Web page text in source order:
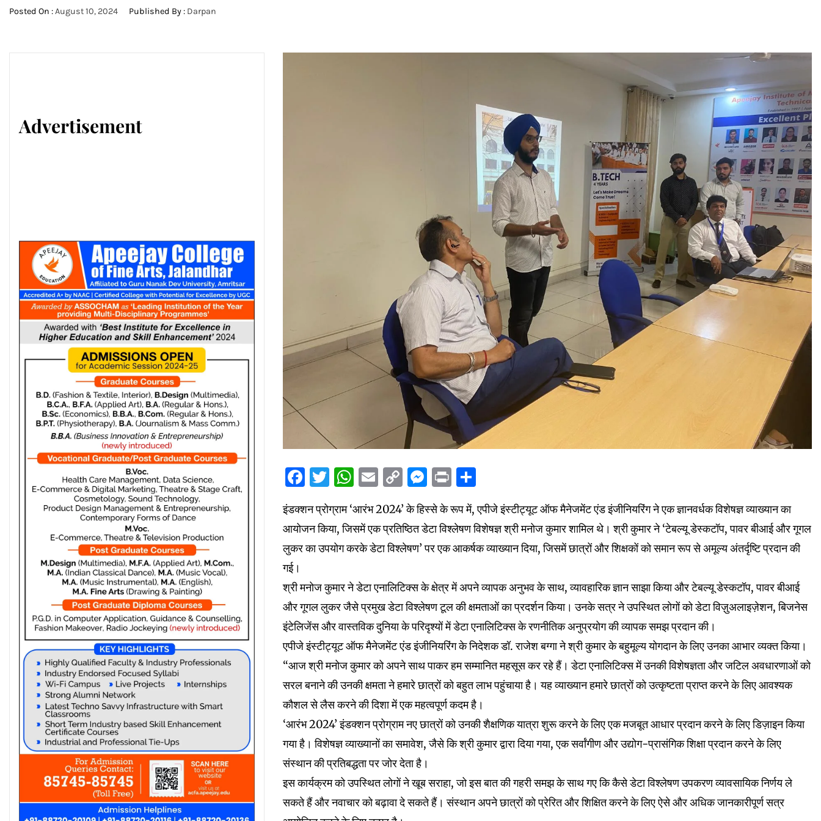
Posted On :August 10, 2024 Published By : Darpan
Facebook
Twitter
WhatsApp
Email
Copy
Link
Messenger
Print
इंडक्शन प्रोग्राम ‘आरंभ 2024’ के हिस्से के रूप में, एपीजे इंस्टीट्यूट ऑफ मैनेजमेंट एंड इंजीनियरिंग ने एक ज्ञानवर्धक विशेषज्ञ व्याख्यान का
आयोजन किया, जिसमें एक प्रतिष्ठित डेटा विश्लेषण विशेषज्ञ श्री मनोज कुमार शामिल थे। श्री कुमार ने ‘टेबल्यू डेस्कटॉप, पावर बीआई और गूगल
लुकर का उपयोग करके डेटा विश्लेषण’ पर एक आकर्षक व्याख्यान दिया, जिसमें छात्रों और शिक्षकों को समान रूप से अमूल्य अंतर्दृष्टि प्रदान की
गई।
श्री मनोज कुमार ने डेटा एनालिटिक्स के क्षेत्र में अपने व्यापक अनुभव के साथ, व्यावहारिक ज्ञान साझा किया और टेबल्यू डेस्कटॉप, पावर बीआई
और गूगल लुकर जैसे प्रमुख डेटा विश्लेषण टूल की क्षमताओं का प्रदर्शन किया। उनके सत्र ने उपस्थित लोगों को डेटा विज़ुअलाइज़ेशन, बिजनेस
इंटेलिजेंस और वास्तविक दुनिया के परिदृश्यों में डेटा एनालिटिक्स के रणनीतिक अनुप्रयोग की व्यापक समझ प्रदान की।
एपीजे इंस्टीट्यूट ऑफ मैनेजमेंट एंड इंजीनियरिंग के निदेशक डॉ. राजेश बग्गा ने श्री कुमार के बहुमूल्य योगदान के लिए उनका आभार व्यक्त किया।
“आज श्री मनोज कुमार को अपने साथ पाकर हम सम्मानित महसूस कर रहे हैं। डेटा एनालिटिक्स में उनकी विशेषज्ञता और जटिल अवधारणाओं को
सरल बनाने की उनकी क्षमता ने हमारे छात्रों को बहुत लाभ पहुंचाया है। यह व्याख्यान हमारे छात्रों को उत्कृष्टता प्राप्त करने के लिए आवश्यक
कौशल से लैस करने की दिशा में एक महत्वपूर्ण कदम है।
‘आरंभ 2024’ इंडक्शन प्रोग्राम नए छात्रों को उनकी शैक्षणिक यात्रा शुरू करने के लिए एक मजबूत आधार प्रदान करने के लिए डिज़ाइन किया
गया है। विशेषज्ञ व्याख्यानों का समावेश, जैसे कि श्री कुमार द्वारा दिया गया, एक सर्वांगीण और उद्योग-प्रासंगिक शिक्षा प्रदान करने के लिए
संस्थान की प्रतिबद्धता पर जोर देता है।
इस कार्यक्रम को उपस्थित लोगों ने खूब सराहा, जो इस बात की गहरी समझ के साथ गए कि कैसे डेटा विश्लेषण उपकरण व्यावसायिक निर्णय ले
सकते हैं और नवाचार को बढ़ावा दे सकते हैं। संस्थान अपने छात्रों को प्रेरित और शिक्षित करने के लिए ऐसे और अधिक जानकारीपूर्ण सत्र
Advertisement